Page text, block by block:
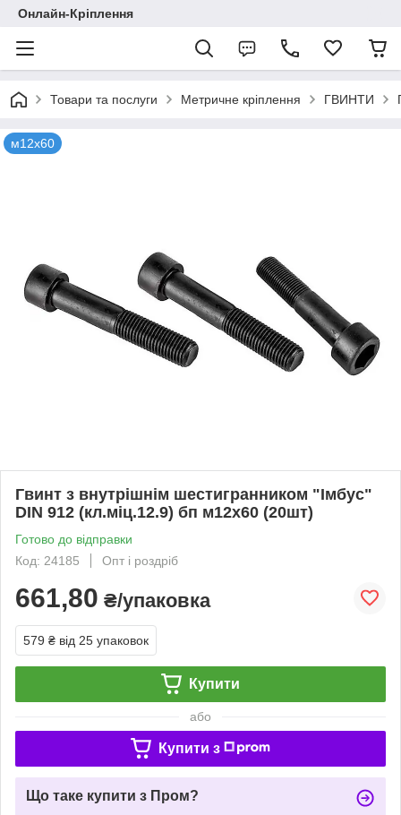
Онлайн-Кріплення
Товари та послуги Метричне кріплення ГВИНТИ
м12х60
Гвинт з внутрішнім шестигранником "Імбус"
DIN 912 (кл.міц.12.9) бп м12х60 (20шт)
Готово до відправки
Код: 24185
Опт і роздріб
661,80 ₴/упаковка
579 ₴ від 25 упаковок
Купити
або
Купити з
Що таке купити з Пром?